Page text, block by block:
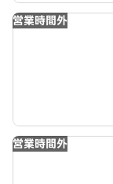
営業時間外
営業時間外